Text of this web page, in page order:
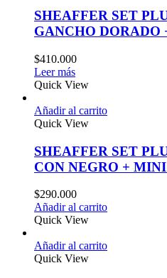
SHEAFFER SET
GANCHO DORADO
$410.000
Leer más
Quick View
Añadir al carrito
Quick View
SHEAFFER SET
CON NEGRO +
$290.000
Añadir al carrito
Quick View
Añadir al carrito
Quick View